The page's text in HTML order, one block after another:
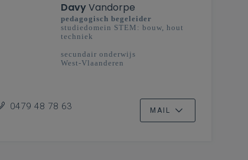
DavyVandorpe
pedagogisch begeleider
studiedomein STEM: bouw, hout
techniek
secundair onderwijs
West-Vlaanderen
0479 48 78 63 MAIL